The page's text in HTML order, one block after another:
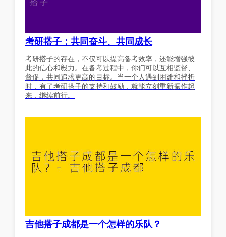
考研搭子：共同奋斗、共同成长
考研搭子的存在，不仅可以提高备考效率，还能增强彼
此的信心和毅力。在备考过程中，你们可以互相监督、
督促，共同追求更高的目标。当一个人遇到困难和挫折
时，有了考研搭子的支持和鼓励，就能立刻重新振作起
来，继续前行。
吉他搭子成都是一个怎样的乐队？